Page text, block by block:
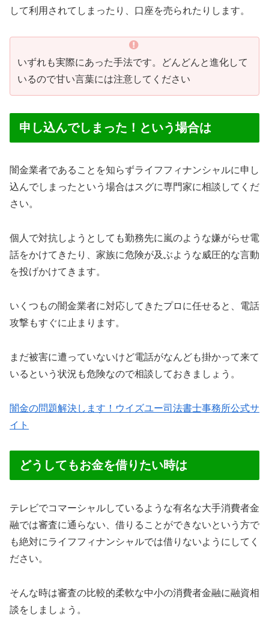
して利用されてしまったり、口座を売られたりします。
いずれも実際にあった手法です。どんどんと進化して
いるので甘い言葉には注意してください
申し込んでしまった！という場合は
闇金業者であることを知らずライフフィナンシャルに申し
込んでしまったという場合はスグに専門家に相談してくだ
さい。
個人で対抗しようとしても勤務先に嵐のような嫌がらせ電
話をかけてきたり、家族に危険が及ぶような威圧的な言動
を投げかけてきます。
いくつもの闇金業者に対応してきたプロに任せると、電話
攻撃もすぐに止まります。
まだ被害に遭っていないけど電話がなんども掛かって来て
いるという状況も危険なので相談しておきましょう。
闇金の問題解決します！ウイズユー司法書士事務所公式サ
イト
どうしてもお金を借りたい時は
テレビでコマーシャルしているような有名な大手消費者金
融では審査に通らない、借りることができないという方で
も絶対にライフフィナンシャルでは借りないようにしてく
ださい。
そんな時は審査の比較的柔軟な中小の消費者金融に融資相
談をしましょう。